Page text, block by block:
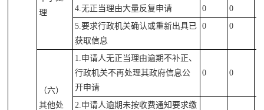
理
4.无正当理由大量反复申请
0 0
5.要求行政机关确认或重新出具已
获取信息
0 0
（六）
其他处
1.申请人无正当理由逾期不补正、
行政机关不再处理其政府信息公
开申请
0 0
2.申请人逾期未按收费通知要求缴